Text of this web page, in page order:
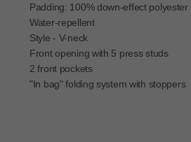
Padding: 100% down-effect polyester
Water-repellent
Style - V-neck
Front opening with 5 press studs
2 front pockets
"In bag" folding system with stoppers